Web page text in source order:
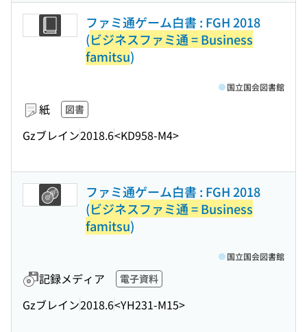
ファミ通ゲーム白書 : FGH 2018
(ビジネスファミ通 = Business
famitsu)
紙 図書
Gzブレイン2018.6<KD958-M4>
国立国会図書館
ファミ通ゲーム白書 : FGH 2018
(ビジネスファミ通 = Business
famitsu)
記録メディア 電子資料
Gzブレイン2018.6<YH231-M15>
国立国会図書館